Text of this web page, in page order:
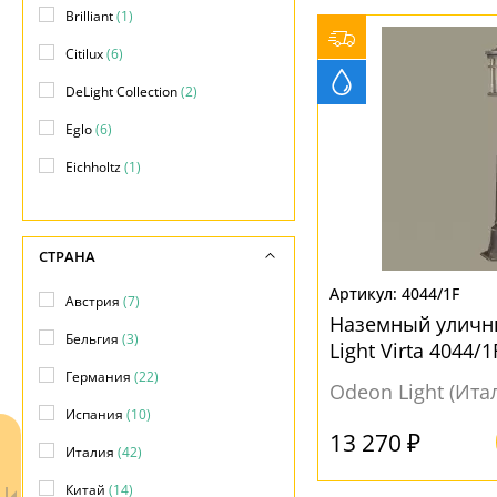
4044/1F
Наземный
Light Virta 4044/
Odeon Light
13 270 ₽
НАПРАВЛЕНИЕ
Акрил
Алюминий
Без плафона
Металл
(53)
Пластик
(6)
Полимер(1)
Стекло(58)
Серый(10)
Хром(9)
Черный(61)
Сталь(1)
Стекло(1)
ПОВЕРХНОСТЬ
Глянцевый
Матовый(44)
Brilliant(1)
Citilux(6)
DeLight Collection(2)
Eglo(6)
Eichholtz(1)
Eurosvet(1)
СТРАНА
Австрия (7)
Бельгия (3)
Германия (22)
Испания (10)
Италия (42)
Китай (14)